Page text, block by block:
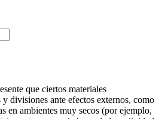
que ciertos materiales
divisiones ante efectos externos, como
en ambientes muy secos (por ejemplo,